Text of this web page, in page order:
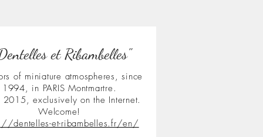
et Ribambelles"
of miniature atmospheres, since
1994, in PARIS Montmartre.
2015, exclusively on the Internet.
Welcome!
dentelles-et-ribambelles.fr/en/